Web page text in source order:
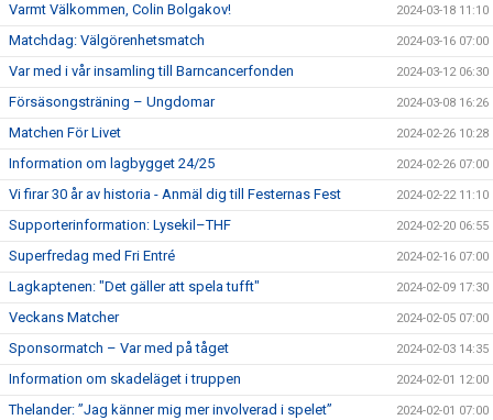
Varmt Välkommen, Colin Bolgakov! 2024-03-18 11:10
Matchdag: Välgörenhetsmatch 2024-03-16 07:00
Var med i vår insamling till Barncancerfonden 2024-03-12 06:30
Försäsongsträning – Ungdomar 2024-03-08 16:26
Matchen För Livet 2024-02-26 10:28
Information om lagbygget 24/25 2024-02-26 07:00
Vi firar 30 år av historia - Anmäl dig till Festernas Fest 2024-02-22 11:10
Supporterinformation: Lysekil–THF 2024-02-20 06:55
Superfredag med Fri Entré 2024-02-16 07:00
Lagkaptenen: "Det gäller att spela tufft" 2024-02-09 17:30
Veckans Matcher 2024-02-05 07:00
Sponsormatch – Var med på tåget 2024-02-03 14:35
Information om skadeläget i truppen 2024-02-01 12:00
Thelander: ”Jag känner mig mer involverad i spelet” 2024-02-01 07:00